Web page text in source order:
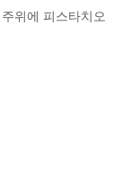
위에 피스타치오